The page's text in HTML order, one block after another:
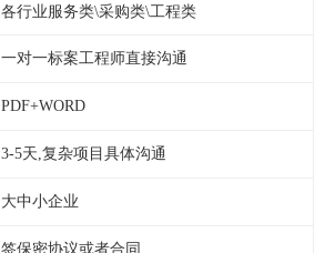
各行业服务类\采购类\工程类
一对一标案工程师直接沟通
PDF+WORD
3-5天,复杂项目具体沟通
大中小企业
签保密协议或者合同